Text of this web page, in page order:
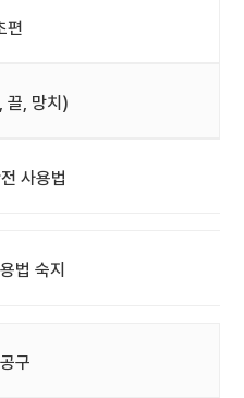
편
끌, 망치)
사용법
법 숙지
구